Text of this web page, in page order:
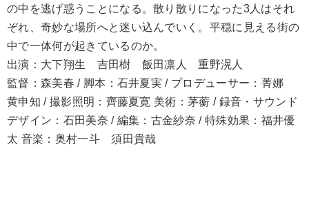
の中を逃げ惑うことになる。散り散りになった3人はそれ
ぞれ、奇妙な場所へと迷い込んでいく。平穏に見える街の
中で一体何が起きているのか。
出演：大下翔生 吉田樹 飯田凛人 重野滉人
監督：森美春 / 脚本：石井夏実 / プロデューサー：菁娜
黄申知 / 撮影照明：齊藤夏寛 美術：茅蘅 / 録音・サウンド
デザイン：石田美奈 / 編集：古金紗奈 / 特殊効果：福井優
太 音楽：奥村一斗 須田貴哉